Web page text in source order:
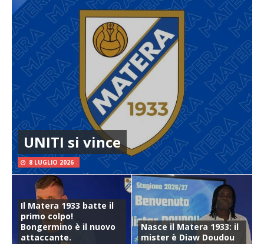
UNITI si vince
8 LUGLIO 2026
Il Matera 1933 batte il
primo colpo!
Bongermino è il nuovo
attaccante.
Nasce il Matera 1933: il
mister è Diaw Doudou